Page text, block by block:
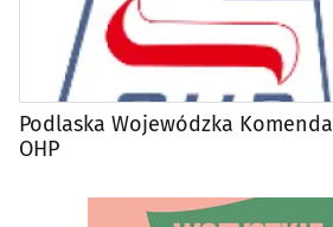
Podlaska Wojewódzka Komenda
OHP